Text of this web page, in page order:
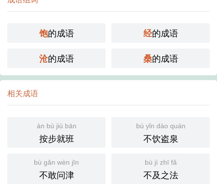
饱的成语 经的成语
沧的成语 桑的成语
相关成语
àn bù jiù bān
按步就班
bù yǐn dào quán
不饮盗泉
bù gǎn wèn jīn
不敢问津
bù jí zhī fǎ
不及之法